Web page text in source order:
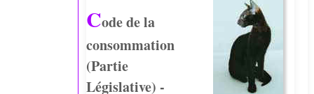
Code de la
consommation
(Partie
Législative) -